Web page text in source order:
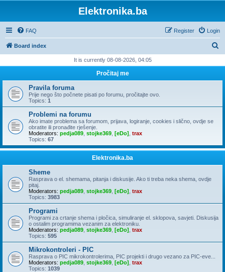
Elektronika.ba
FAQ Login
Register
Board index
r
h
It is currently 08-08-2026, 04:05
Pročitaj me
Pravila foruma
Prije nego što počnete pisati po forumu, pročitajte ovo.
Topics: 1
Problemi na forumu
Ako imate problema sa forumom, prijava, logiranje, cookies i slično, ovdje se
obratite ili pronađite rješenje.
Moderators: pedja089 stojke369 [eDo] trax
Topics: 67
Elektronika.ba
Sheme
Rasprava o el. shemama, pitanja i diskusije. Ako ti treba neka shema, ovdje
pitaj.
Moderators: pedja089 stojke369 [eDo] trax
Topics: 3983
Programi
Programi za crtanje shema i pločica, simuliranje el. sklopova, savjeti. Diskusija
o ostalim programima vezanim za elektroniku.
Moderators: pedja089 stojke369 [eDo] trax
Topics: 595
Mikrokontroleri - PIC
Rasprava o PIC mikrokontrolerima, PIC projekti i drugo vezano za PIC-eve...
Moderators: pedja089 stojke369 [eDo] trax
Topics: 1039